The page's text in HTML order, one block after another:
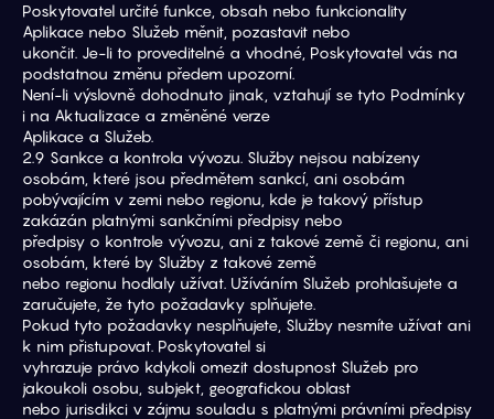
Poskytovatel určité funkce, obsah nebo funkcionality
Aplikace nebo Služeb měnit, pozastavit nebo
ukončit. Je-li to proveditelné a vhodné, Poskytovatel vás na
podstatnou změnu předem upozorní.
Není-li výslovně dohodnuto jinak, vztahují se tyto Podmínky
i na Aktualizace a změněné verze
Aplikace a Služeb.
2.9 Sankce a kontrola vývozu. Služby nejsou nabízeny
osobám, které jsou předmětem sankcí, ani osobám
pobývajícím v zemi nebo regionu, kde je takový přístup
zakázán platnými sankčními předpisy nebo
předpisy o kontrole vývozu, ani z takové země či regionu, ani
osobám, které by Služby z takové země
nebo regionu hodlaly užívat. Užíváním Služeb prohlašujete a
zaručujete, že tyto požadavky splňujete.
Pokud tyto požadavky nesplňujete, Služby nesmíte užívat ani
k nim přistupovat. Poskytovatel si
vyhrazuje právo kdykoli omezit dostupnost Služeb pro
jakoukoli osobu, subjekt, geografickou oblast
nebo jurisdikci v zájmu souladu s platnými právními předpisy